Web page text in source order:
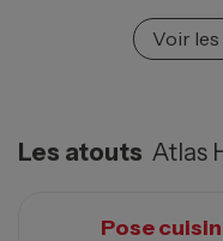
Voir
Les atouts Atlas
Pose